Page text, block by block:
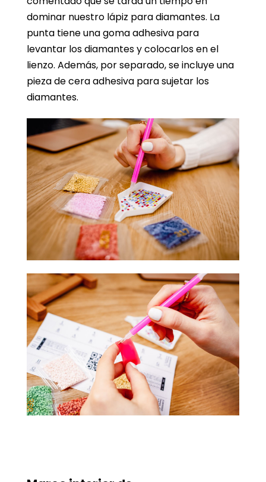
dominar nuestro lápiz para diamantes. La
punta tiene una goma adhesiva para
levantar los diamantes y colocarlos en el
lienzo. Además, por separado, se incluye una
pieza de cera adhesiva para sujetar los
diamantes.